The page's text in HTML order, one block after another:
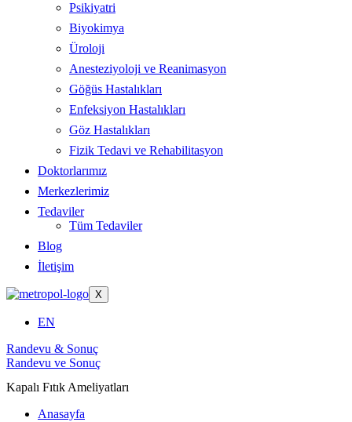
Psikiyatri
Biyokimya
Üroloji
Anesteziyoloji ve Reanimasyon
Göğüs Hastalıkları
Enfeksiyon Hastalıkları
Göz Hastalıkları
Fizik Tedavi ve Rehabilitasyon
Doktorlarımız
Merkezlerimiz
Tedaviler
Tüm Tedaviler
Blog
İletişim
X
EN
Randevu & Sonuç
Randevu ve Sonuç
Kapalı Fıtık Ameliyatları
Anasayfa